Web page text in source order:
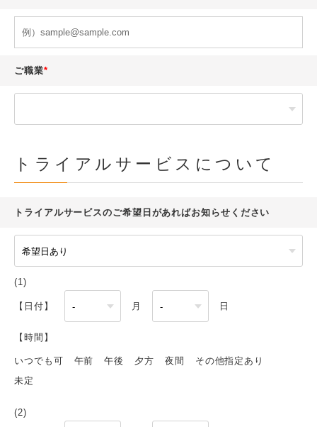
ご職業
トライアルサービスについて
トライアルサービスのご希望日があればお知らせください
(1)
【日付】 月 日
【時間】
いつでも可 午前 午後 夕方 夜間
その他指定あり
未定
(2)